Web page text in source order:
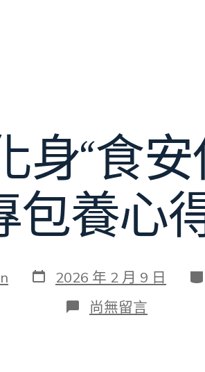
身“食
包養心
發
表
2026 年 2 月 9 日 分
類
在
〈外
尚無留言